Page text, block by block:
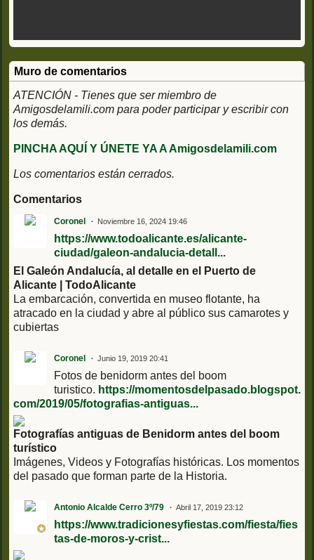
Muro de comentarios
ATENCIÓN - Tienes que ser miembro de
Amigosdelamili.com para poder participar y escribir con
los demás.
PINCHA AQUÍ Y ÚNETE YA A Amigosdelamili.com
Los comentarios están cerrados.
Comentarios
Coronel Noviembre 16, 2024 19:46
https://www.todoalicante.es/alicante-
ciudad/galeon-andalucia-detall...
El Galeón Andalucía, al detalle en el Puerto de
Alicante | TodoAlicante
La embarcación, convertida en museo flotante, ha
atracado en la ciudad y abre al público sus camarotes y
cubiertas
Coronel Junio 19, 2019 20:41
Fotos de benidorm antes del boom
turistico. https://momentosdelpasado.blogspot.
com/2019/05/fotografias-antiguas...
Fotografías antiguas de Benidorm antes del boom
turístico
Imágenes, Videos y Fotografías históricas. Los momentos
del pasado que forman parte de la Historia.
Antonio Alcalde Cerro 3º/79 Abril 17, 2019 23:12
https://www.tradicionesyfiestas.com/fiesta/fies
tas-de-moros-y-crist...